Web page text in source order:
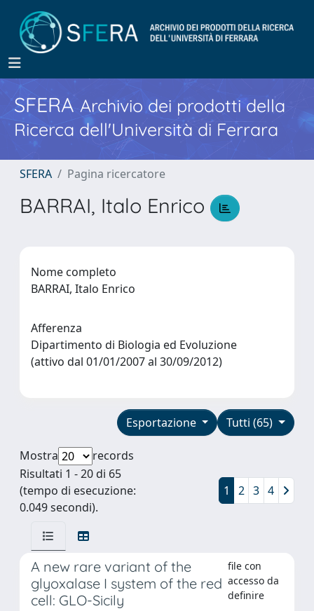
SFERA Archivio dei prodotti della
Ricerca dell'Università di Ferrara
SFERA Pagina ricercatore
BARRAI, Italo Enrico
Nome completo
BARRAI, Italo Enrico
Afferenza
Dipartimento di Biologia ed Evoluzione
(attivo dal 01/01/2007 al 30/09/2012)
Tutti (65)
Esportazione
Mostra
records
Risultati 1 - 20 di 65
(tempo di esecuzione:
0.049 secondi).
1 2 3 4
A new rare variant of the
glyoxalase I system of the red
cell: GLO-Sicily
file con
accesso da
definire